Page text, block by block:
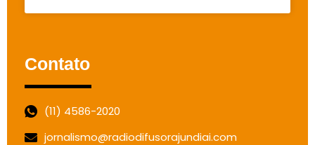
Contato
(11) 4586-2020
jornalismo@radiodifusorajundiai.com